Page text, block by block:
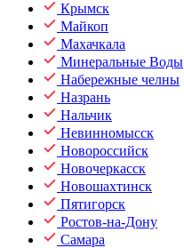
Крымск
Майкоп
Махачкала
Минеральные Воды
Набережные челны
Назрань
Нальчик
Невинномысск
Новороссийск
Новочеркасск
Новошахтинск
Пятигорск
Ростов-на-Дону
Самара